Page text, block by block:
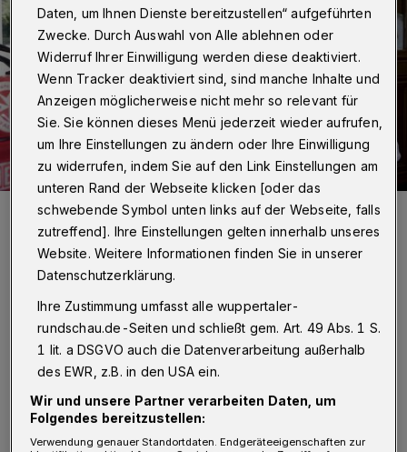
Eine Frau hat den Hausnotruf ausgelöst. Ein Johanniter eilt ihr zur
Foto: Paul Hahn / Johanniter
H ausnotrufdienste sind eine bewährte
schließen. Sie bieten den Menschen die
Möglichkeit, rund um die Uhr Hilfe zu holen,
Daten, um Ihnen Dienste bereitzustellen“ aufgeführten
Zwecke. Durch Auswahl von Alle ablehnen oder
Widerruf Ihrer Einwilligung werden diese deaktiviert.
Wenn Tracker deaktiviert sind, sind manche Inhalte und
Anzeigen möglicherweise nicht mehr so relevant für
Sie. Sie können dieses Menü jederzeit wieder aufrufen,
um Ihre Einstellungen zu ändern oder Ihre Einwilligung
zu widerrufen, indem Sie auf den Link Einstellungen am
unteren Rand der Webseite klicken [oder das
schwebende Symbol unten links auf der Webseite, falls
zutreffend]. Ihre Einstellungen gelten innerhalb unseres
Website. Weitere Informationen finden Sie in unserer
Datenschutzerklärung.
Ihre Zustimmung umfasst alle wuppertaler-
rundschau.de-Seiten und schließt gem. Art. 49 Abs. 1 S.
1 lit. a DSGVO auch die Datenverarbeitung außerhalb
des EWR, z.B. in den USA ein.
Wir und unsere Partner verarbeiten Daten, um
Folgendes bereitzustellen:
Verwendung genauer Standortdaten. Endgeräteeigenschaften zur